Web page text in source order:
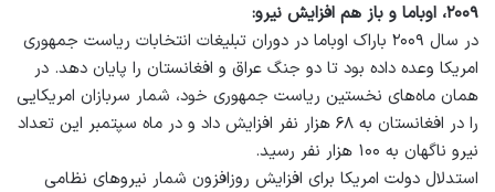
۲۰۰۹، اوباما و باز هم افزایش نیرو:
در سال ۲۰۰۹ باراک اوباما در دوران تبلیغات انتخابات ریاست‌ جمهوری
امریکا وعده داده بود تا دو جنگ عراق و افغانستان را پایان دهد. در
همان ماه‌های نخستین ریاست‌ جمهوری خود، شمار سربازان امریکایی
را در افغانستان به ۶۸ هزار نفر افزایش داد و در ماه سپتمبر این تعداد
نیرو ناگهان به ۱۰۰ هزار نفر رسید.
استدلال دولت امریکا برای افزایش روزافزون شمار نیرو‌های نظامی